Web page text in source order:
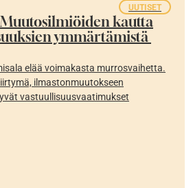
UUTISET
kautta
ymmärtämistä
elää voimakasta murrosvaihetta.
ilmastonmuutokseen
vastuullisuusvaatimukset